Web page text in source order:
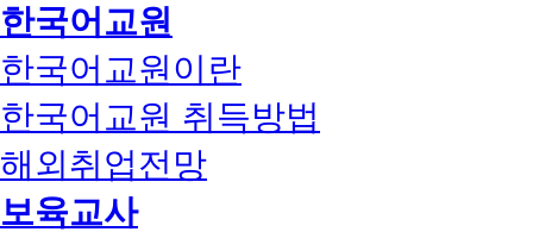
한국어교원
한국어교원이란
한국어교원 취득방법
해외취업전망
보육교사